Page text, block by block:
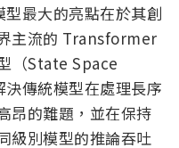
最大的亮點在於其創
主流的 Transformer
（State Space
傳統模型在處理長序
昂的難題，並在保持
級別模型的推論吞吐